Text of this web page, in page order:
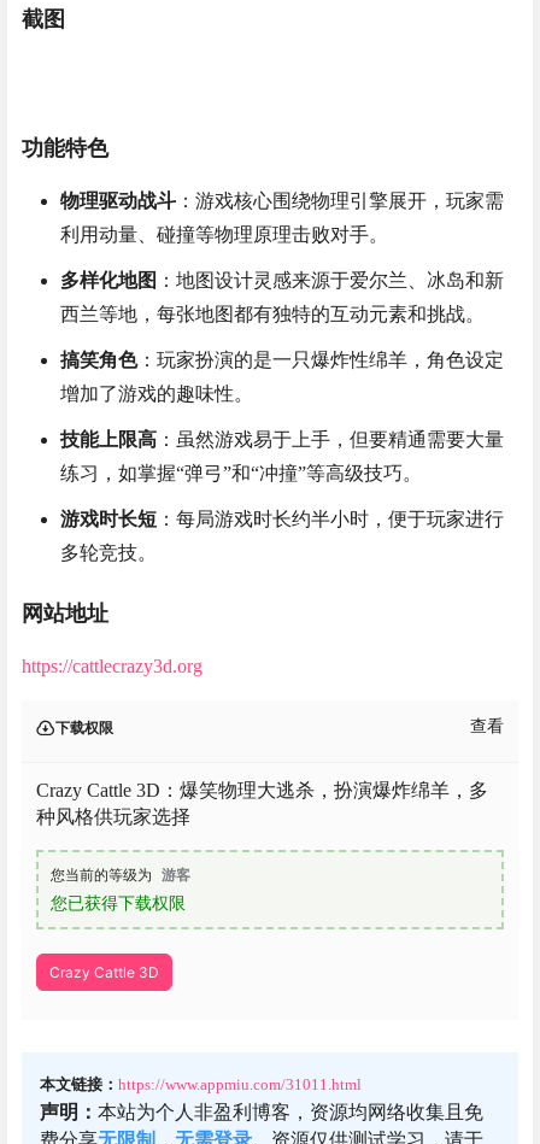
截图
功能特色
物理驱动战斗 ：游戏核心围绕物理引擎展开，玩家需
利用动量、碰撞等物理原理击败对手。
多样化地图 ：地图设计灵感来源于爱尔兰、冰岛和新
西兰等地，每张地图都有独特的互动元素和挑战。
搞笑角色：玩家扮演的是一只爆炸性绵羊，角色设定
增加了游戏的趣味性。
技能上限高 ：虽然游戏易于上手，但要精通需要大量
练习，如掌握“弹弓”和“冲撞”等高级技巧。
游戏时长短 ：每局游戏时长约半小时，便于玩家进行
多轮竞技。
网站地址
https://cattlecrazy3d.org
下载权限 查看
Crazy Cattle 3D：爆笑物理大逃杀，扮演爆炸绵羊，多
种风格供玩家选择
您当前的等级为 游客
您已获得下载权限
Crazy Cattle 3D
本文链接： https://www.appmiu.com/31011.html
声明： 本站为个人非盈利博客，资源均网络收集且免
费分享无限制 ， 无需登录。资源仅供测试学习，请于